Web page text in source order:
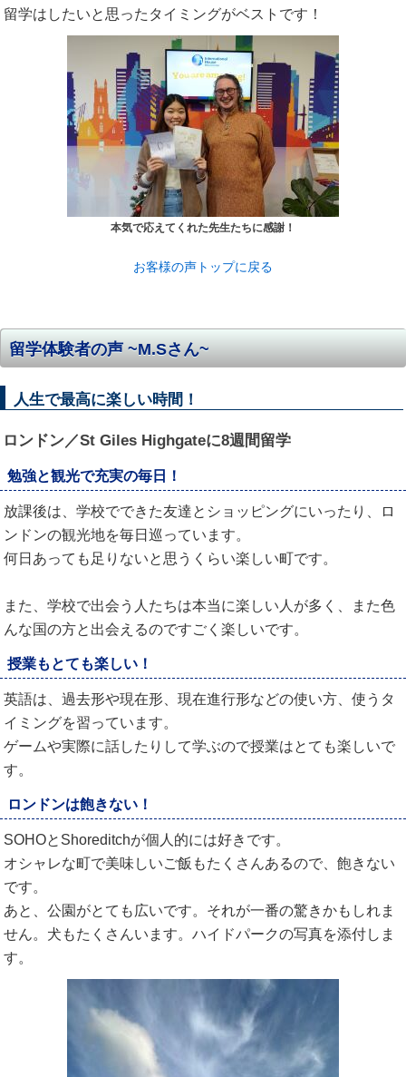
留学はしたいと思ったタイミングがベストです！
本気で応えてくれた先生たちに感謝！
お客様の声トップに戻る
留学体験者の声 ~M.Sさん~
人生で最高に楽しい時間！
ロンドン／St Giles Highgateに8週間留学
勉強と観光で充実の毎日！
放課後は、学校でできた友達とショッピングにいったり、ロ
ンドンの観光地を毎日巡っています。
何日あっても足りないと思うくらい楽しい町です。
また、学校で出会う人たちは本当に楽しい人が多く、また色
んな国の方と出会えるのですごく楽しいです。
授業もとても楽しい！
英語は、過去形や現在形、現在進行形などの使い方、使うタ
イミングを習っています。
ゲームや実際に話したりして学ぶので授業はとても楽しいで
す。
ロンドンは飽きない！
SOHOとShoreditchが個人的には好きです。
オシャレな町で美味しいご飯もたくさんあるので、飽きない
です。
あと、公園がとても広いです。それが一番の驚きかもしれま
せん。犬もたくさんいます。ハイドパークの写真を添付しま
す。